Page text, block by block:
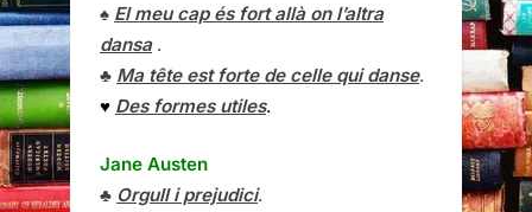
♠ El meu cap és fort allà on l’altra
dansa.
♣ Ma tête est forte de celle qui danse.
♥ Des formes utiles.
Jane Austen
♣ Orgull i prejudici.